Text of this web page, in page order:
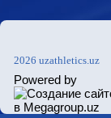
2026 uzathletics.uz
Powered by